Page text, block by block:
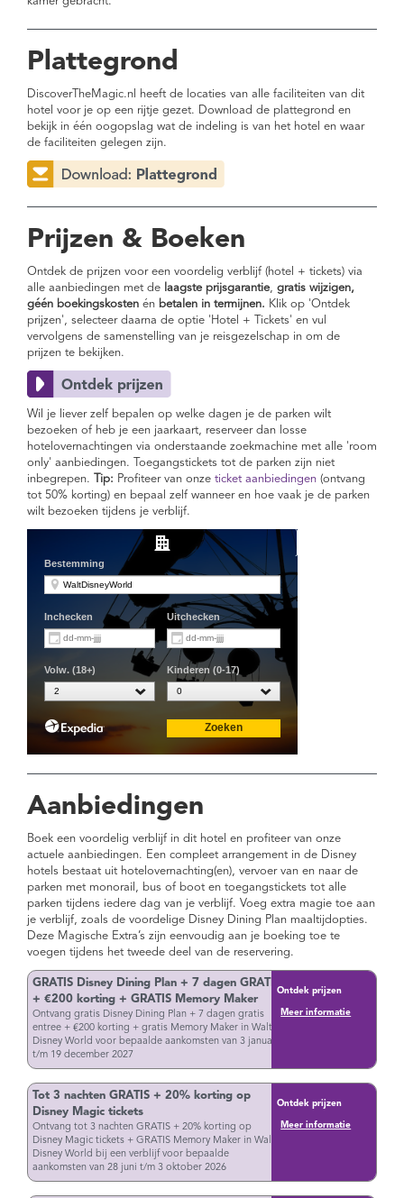
Plattegrond
DiscoverTheMagic.nl heeft de locaties van alle faciliteiten van dit
hotel voor je op een rijtje gezet. Download de plattegrond en
bekijk in één oogopslag wat de indeling is van het hotel en waar
de faciliteiten gelegen zijn.
Prijzen & Boeken
Ontdek de prijzen voor een voordelig verblijf (hotel + tickets) via
alle aanbiedingen met de laagste prijsgarantie, gratis wijzigen,
géén boekingskosten én betalen in termijnen. Klik op 'Ontdek
prijzen', selecteer daarna de optie 'Hotel + Tickets' en vul
vervolgens de samenstelling van je reisgezelschap in om de
prijzen te bekijken.
Wil je liever zelf bepalen op welke dagen je de parken wilt
bezoeken of heb je een jaarkaart, reserveer dan losse
hotelovernachtingen via onderstaande zoekmachine met alle 'room
only' aanbiedingen. Toegangstickets tot de parken zijn niet
inbegrepen.
Tip: Profiteer van onze ticket aanbiedingen (ontvang
tot 50% korting) en bepaal zelf wanneer en hoe vaak je de parken
wilt bezoeken tijdens je verblijf.
Aanbiedingen
Boek een voordelig verblijf in dit hotel en profiteer van onze
actuele aanbiedingen. Een compleet arrangement in de Disney
hotels bestaat uit hotelovernachting(en), vervoer van en naar de
parken met monorail, bus of boot en toegangstickets tot alle
parken tijdens iedere dag van je verblijf. Voeg extra magie toe aan
je verblijf, zoals de voordelige Disney Dining Plan maaltijdopties.
Deze Magische Extra’s zijn eenvoudig aan je boeking toe te
voegen tijdens het tweede deel van de reservering.
GRATIS Disney Dining Plan + 7 dagen GRATIS
+ €200 korting + GRATIS Memory Maker
Ontvang gratis Disney Dining Plan + 7 dagen gratis
entree + €200 korting + gratis Memory Maker in Walt
Disney World voor bepaalde aankomsten van 3 januari
t/m 19 december 2027
Ontdek prijzen
Meer informatie
Tot 3 nachten GRATIS + 20% korting op
Disney Magic tickets
Ontvang tot 3 nachten GRATIS + 20% korting op
Disney Magic tickets + GRATIS Memory Maker in Walt
Disney World bij een verblijf voor bepaalde
aankomsten van 28 juni t/m 3 oktober 2026
Ontdek prijzen
Meer informatie